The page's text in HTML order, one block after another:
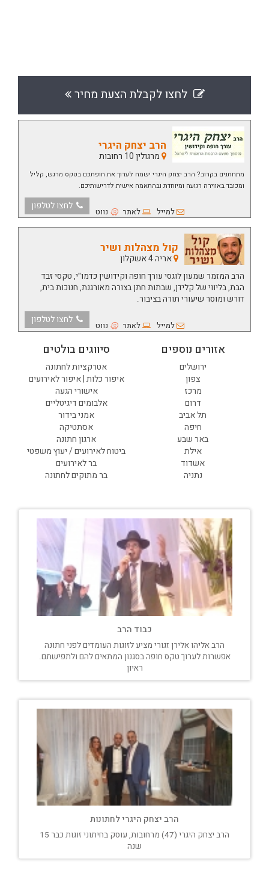
לחצו לקבלת הצעת מחיר
הרב יצחק היגרי
מרגולין 10 רחובות
מתחתנים בקרוב? הרב יצחק היגרי ישמח לערוך את חופתכם בטקס מרגש, קליל
ומכובד באווירה רגועה ומיוחדת ובהתאמה אישית לדרישותיכם.
למייל לאתר נווט לחצו לטלפון
קול מצהלות ושיר
אריה 4 אשקלון
הרב המזמר שמעון לוגסי עורך חופה וקידושין כדמו"י, טקסי זבד
הבת, בליווי של קלידן, שבתות חתן בצורה מאורגנת, חנוכות בית,
דורש ומוסר שיעורי תורה בציבור.
למייל לאתר נווט לחצו לטלפון
סיווגים בולטים
אטרקציות לחתונה
איפור כלות | איפור לאירועים
אישורי הגעה
אלבומים דיגיטליים
אמני בידור
אסתטיקה
ארגון חתונה
ביטוח לאירועים / יעוץ משפטי
בר לאירועים
בר מתוקים לחתונה
אזורים נוספים
ירושלים
צפון
מרכז
דרום
תל אביב
חיפה
באר שבע
אילת
אשדוד
נתניה
כבוד הרב
הרב אליהו אלירן זגורי מציע לזוגות העומדים לפני חתונה
אפשרות לערוך טקס חופה בסגנון המתאים להם ולתפישתם.
ראיון
הרב יצחק היגרי לחתונות
הרב יצחק היגרי (47) מרחובות, עוסק בחיתוני זוגות כבר 15
שנה